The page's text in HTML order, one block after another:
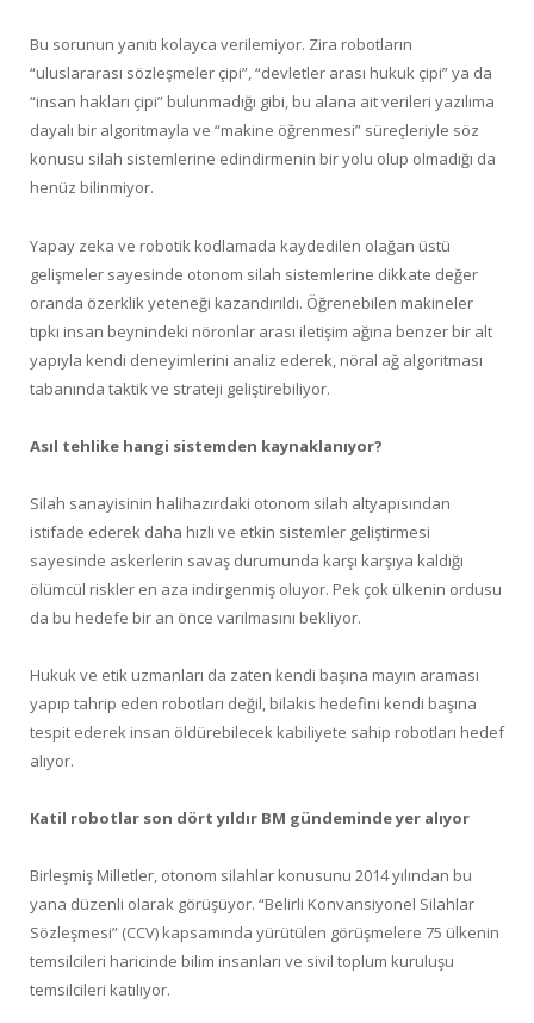
Bu sorunun yanıtı kolayca verilemiyor. Zira robotların
“uluslararası sözleşmeler çipi”, “devletler arası hukuk çipi” ya da
“insan hakları çipi” bulunmadığı gibi, bu alana ait verileri yazılıma
dayalı bir algoritmayla ve “makine öğrenmesi” süreçleriyle söz
konusu silah sistemlerine edindirmenin bir yolu olup olmadığı da
henüz bilinmiyor.
Yapay zeka ve robotik kodlamada kaydedilen olağan üstü
gelişmeler sayesinde otonom silah sistemlerine dikkate değer
oranda özerklik yeteneği kazandırıldı. Öğrenebilen makineler
tıpkı insan beynindeki nöronlar arası iletişim ağına benzer bir alt
yapıyla kendi deneyimlerini analiz ederek, nöral ağ algoritması
tabanında taktik ve strateji geliştirebiliyor.
Asıl tehlike hangi sistemden kaynaklanıyor?
Silah sanayisinin halihazırdaki otonom silah altyapısından
istifade ederek daha hızlı ve etkin sistemler geliştirmesi
sayesinde askerlerin savaş durumunda karşı karşıya kaldığı
ölümcül riskler en aza indirgenmiş oluyor. Pek çok ülkenin ordusu
da bu hedefe bir an önce varılmasını bekliyor.
Hukuk ve etik uzmanları da zaten kendi başına mayın araması
yapıp tahrip eden robotları değil, bilakis hedefini kendi başına
tespit ederek insan öldürebilecek kabiliyete sahip robotları hedef
alıyor.
Katil robotlar son dört yıldır BM gündeminde yer alıyor
Birleşmiş Milletler, otonom silahlar konusunu 2014 yılından bu
yana düzenli olarak görüşüyor. “Belirli Konvansiyonel Silahlar
Sözleşmesi” (CCV) kapsamında yürütülen görüşmelere 75 ülkenin
temsilcileri haricinde bilim insanları ve sivil toplum kuruluşu
temsilcileri katılıyor.